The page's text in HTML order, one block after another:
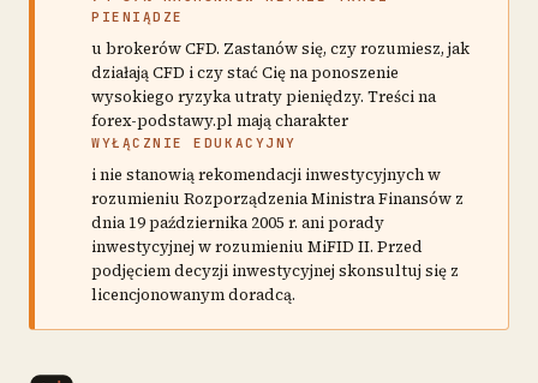
PIENIĄDZE
u brokerów CFD. Zastanów się, czy rozumiesz, jak
działają CFD i czy stać Cię na ponoszenie
wysokiego ryzyka utraty pieniędzy. Treści na
forex-podstawy.pl mają charakter
WYŁĄCZNIE EDUKACYJNY
i nie stanowią rekomendacji inwestycyjnych w
rozumieniu Rozporządzenia Ministra Finansów z
dnia 19 października 2005 r. ani porady
inwestycyjnej w rozumieniu MiFID II. Przed
podjęciem decyzji inwestycyjnej skonsultuj się z
licencjonowanym doradcą.